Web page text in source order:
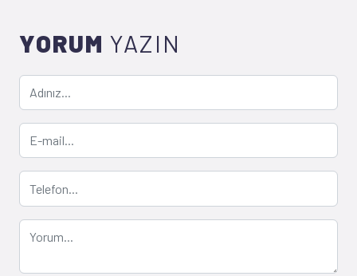
YORUM YAZIN